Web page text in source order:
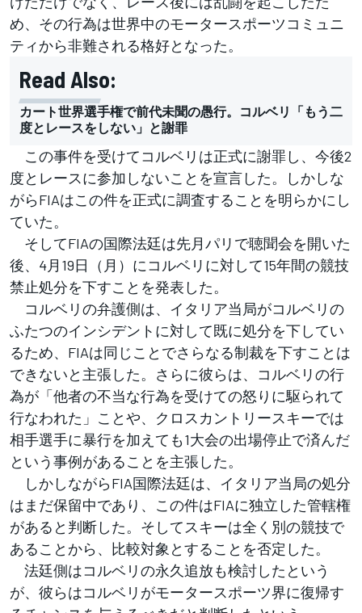
め、その行為は世界中のモータースポーツコミュニ
ティから非難される格好となった。
Read Also:
カート世界選手権で前代未聞の愚行。コルベリ「もう二
度とレースをしない」と謝罪
この事件を受けてコルベリは正式に謝罪し、今後2
度とレースに参加しないことを宣言した。しかしな
がらFIAはこの件を正式に調査することを明らかにし
ていた。
そしてFIAの国際法廷は先月パリで聴聞会を開いた
後、4月19日（月）にコルベリに対して15年間の競技
禁止処分を下すことを発表した。
コルベリの弁護側は、イタリア当局がコルベリの
ふたつのインシデントに対して既に処分を下してい
るため、FIAは同じことでさらなる制裁を下すことは
できないと主張した。さらに彼らは、コルベリの行
為が「他者の不当な行為を受けての怒りに駆られて
行なわれた」ことや、クロスカントリースキーでは
相手選手に暴行を加えても1大会の出場停止で済んだ
という事例があることを主張した。
しかしながらFIA国際法廷は、イタリア当局の処分
はまだ保留中であり、この件はFIAに独立した管轄権
があると判断した。そしてスキーは全く別の競技で
あることから、比較対象とすることを否定した。
法廷側はコルベリの永久追放も検討したという
が、彼らはコルベリがモータースポーツ界に復帰す